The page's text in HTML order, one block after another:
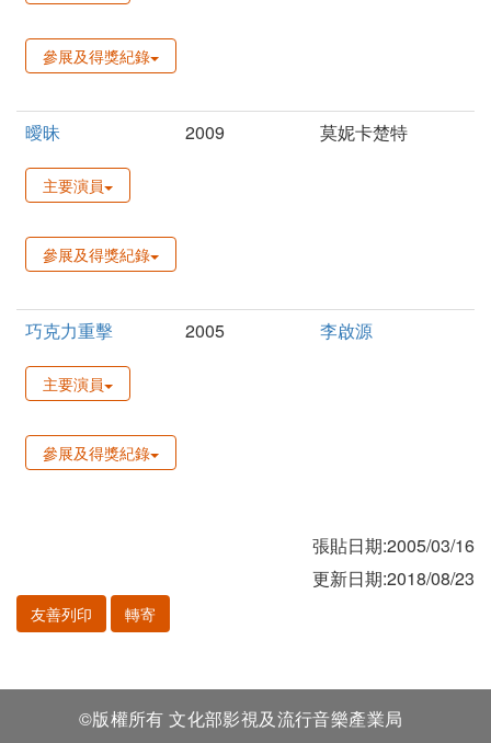
參展及得獎紀錄
曖昧 2009 莫妮卡楚特
主要演員
參展及得獎紀錄
巧克力重擊 2005 李啟源
主要演員
參展及得獎紀錄
張貼日期:2005/03/16
更新日期:2018/08/23
友善列印 轉寄
©版權所有 文化部影視及流行音樂產業局